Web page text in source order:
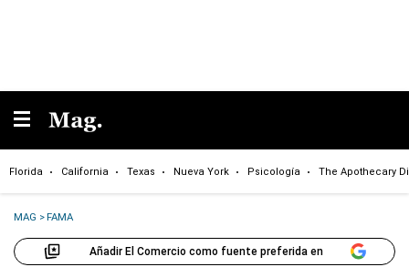
Florida California Texas Nueva York Psicología The Apothecary
MAG >FAMA
Añadir El Comercio como fuente preferida en